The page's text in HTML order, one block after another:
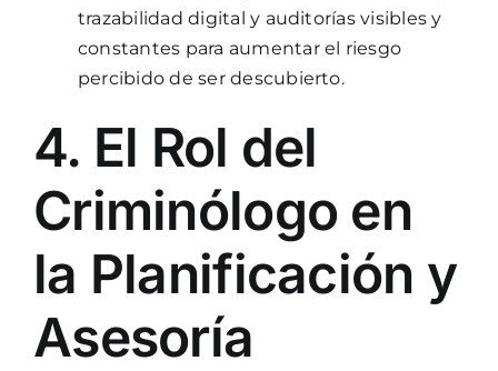
trazabilidad digital y auditorías visibles y
constantes para aumentar el riesgo
percibido de ser descubierto.
4. El Rol del
Criminólogo en
la Planificación y
Asesoría